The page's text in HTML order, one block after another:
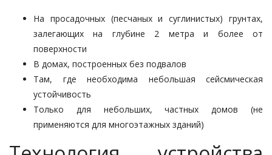
На просадочных (песчаных и суглинистых) грунтах,
залегающих на глубине 2 метра и более от
поверхности
В домах, построенных без подвалов
Там, где необходима небольшая сейсмическая
устойчивость
Только для небольших, частных домов (не
применяются для многоэтажных зданий)